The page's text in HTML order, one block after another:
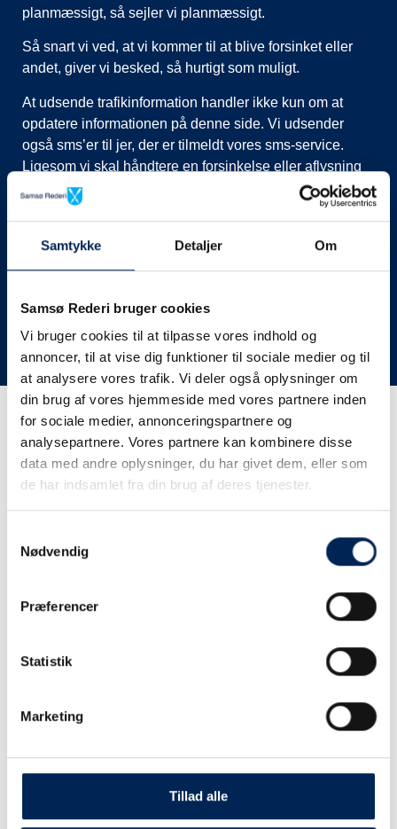
Samtykke Detaljer Om
Samsø Rederi bruger cookies
Vi bruger cookies til at tilpasse vores indhold og
annoncer, til at vise dig funktioner til sociale medier og til
at analysere vores trafik. Vi deler også oplysninger om
din brug af vores hjemmeside med vores partnere inden
for sociale medier, annonceringspartnere og
analysepartnere. Vores partnere kan kombinere disse
data med andre oplysninger, du har givet dem, eller som
de har indsamlet fra din brug af deres tjenester.
Nødvendig
Præferencer
Statistik
Marketing
Tillad alle
planmæssigt, så sejler vi planmæssigt.
Så snart vi ved, at vi kommer til at blive forsinket eller
andet, giver vi besked, så hurtigt som muligt.
At udsende trafikinformation handler ikke kun om at
opdatere informationen på denne side. Vi udsender
også sms’er til jer, der er tilmeldt vores sms-service.
Ligesom vi skal håndtere en forsinkelse eller aflysning
ved at lukke afgange i vores system, evt. flytte kunder til
nye afgange, ringe til vognmænd der skal have flyttet
her på siden og ikke ringe eller skrive til os, da vi ikke
har mere at fortælle end I kan læse her.
Vi takker for jeres forståelse.
Få trafikinformation på
sms
tjekke vores hjemmeside eller ringe til os.